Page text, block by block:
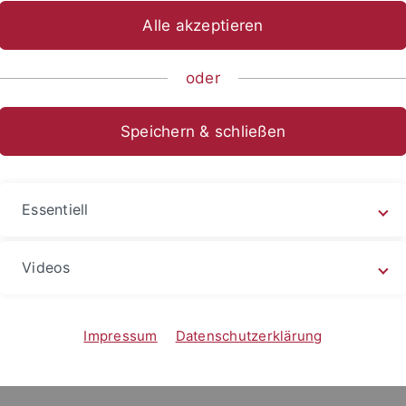
- Bachelor of Science
Besonderer Teil/
2021
2010
Alle akzeptieren
oder
Speichern & schließen
Essentiell
Videos
Impressum Datenschutzerklärung